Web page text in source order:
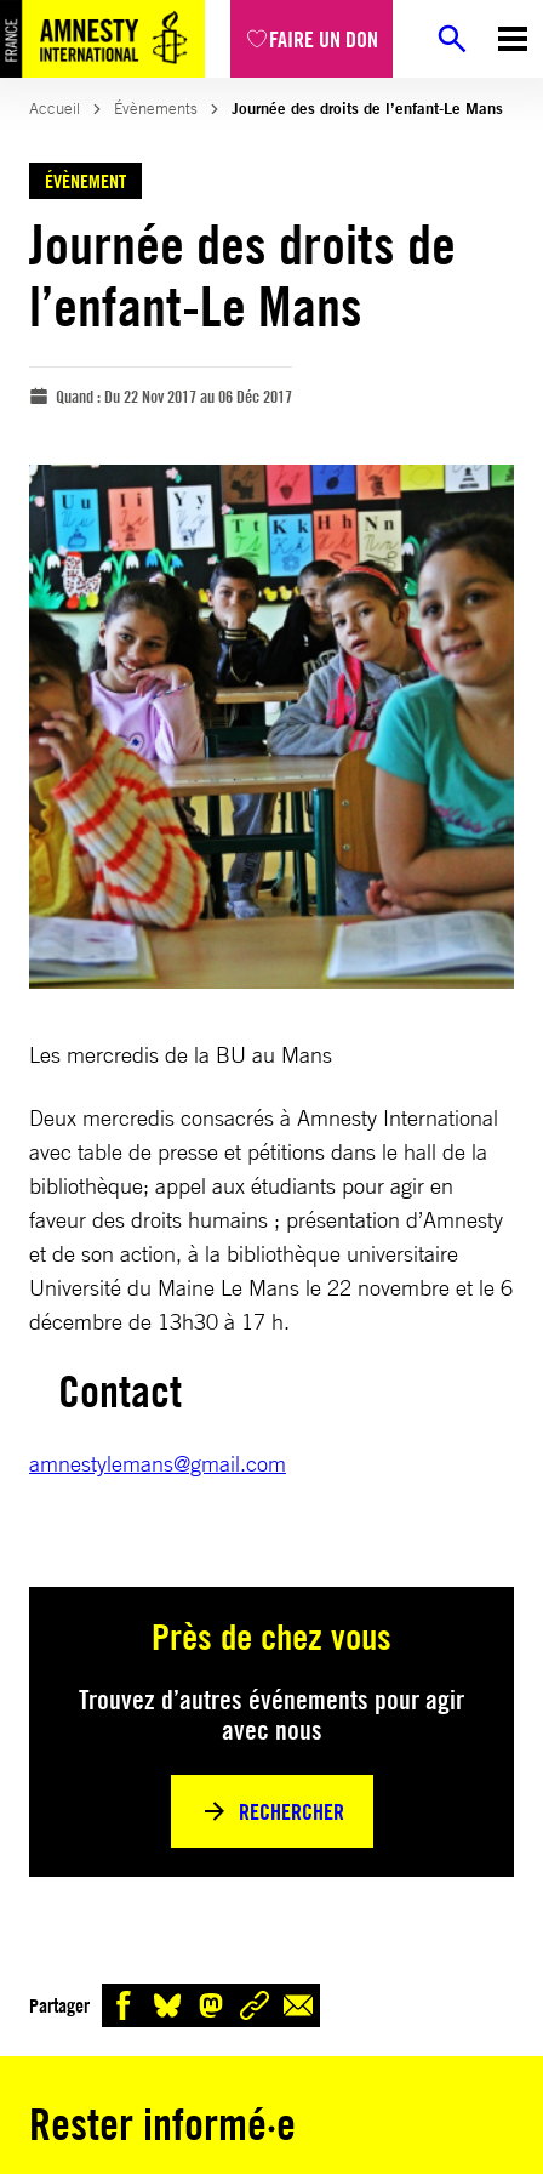
FAIRE UN DON
Accueil Évènements Journée des droits de l’enfant-Le Mans
ÉVÈNEMENT
Journée des droits de
l’enfant-Le Mans
Quand :Du 22 Nov 2017 au 06 Déc 2017
Les mercredis de la BU au Mans
Deux mercredis consacrés à Amnesty International
avec table de presse et pétitions dans le hall de la
bibliothèque; appel aux étudiants pour agir en
faveur des droits humains ; présentation d’Amnesty
et de son action, à la bibliothèque universitaire
Université du Maine Le Mans le 22 novembre et le 6
décembre de 13h30 à 17 h.
Contact
amnestylemans@gmail.com
Près de chez vous
Trouvez d’autres événements pour agir
avec nous
RECHERCHER
Partager
Rester informé·e